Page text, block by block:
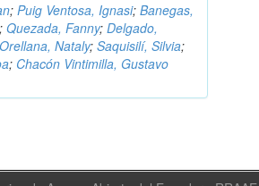
;Puig Ventosa, Ignasi;Banegas,
;Quezada, Fanny;Delgado,
Orellana, Nataly;Saquisilí, Silvia;
; Chacón Vintimilla, Gustavo